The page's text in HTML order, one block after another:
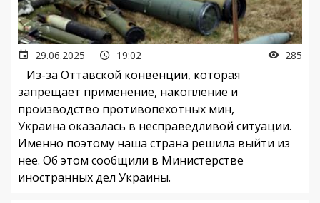
29.06.2025 19:02 285
Из-за Оттавской конвенции, которая
запрещает применение, накопление и
производство противопехотных мин,
Украина оказалась в несправедливой ситуации.
Именно поэтому наша страна решила выйти из
нее. Об этом сообщили в Министерстве
иностранных дел Украины.